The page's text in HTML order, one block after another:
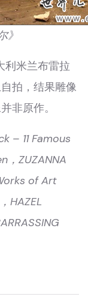
》
米兰布雷拉
拍，结果雕像
非原作。
– 11 Famous
ZUZANNA
of Art
HAZEL